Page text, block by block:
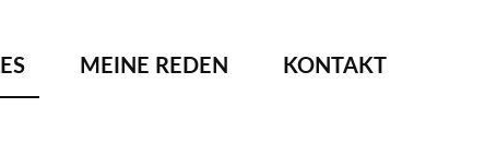
MEINE REDEN KONTAKT